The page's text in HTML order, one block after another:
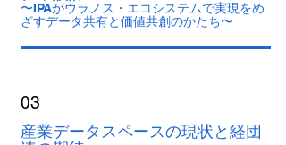
〜IPAがウラノス・エコシステムで実現をめ
ざすデータ共有と価値共創のかたち〜
03
産業データスペースの現状と経団